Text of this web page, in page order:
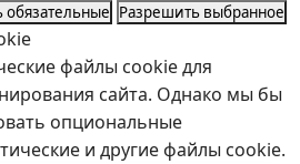
обязательные Разрешить выбранное
файлы cookie для
сайта. Однако мы бы
опциональные
и другие файлы cookie.